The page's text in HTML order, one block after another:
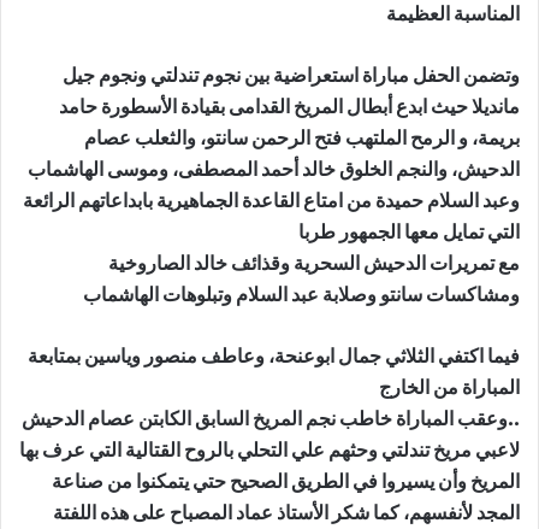
المناسبة العظيمة
وتضمن الحفل مباراة استعراضية بين نجوم تندلتي ونجوم جيل
مانديلا حيث ابدع أبطال المريخ القدامى بقيادة الأسطورة حامد
بريمة، و الرمح الملتهب فتح الرحمن سانتو، والثعلب عصام
الدحيش، والنجم الخلوق خالد أحمد المصطفى، وموسى الهاشماب
وعبد السلام حميدة من امتاع القاعدة الجماهيرية بابداعاتهم الرائعة
التي تمايل معها الجمهور طربا
مع تمريرات الدحيش السحرية وقذائف خالد الصاروخية
ومشاكسات سانتو وصلابة عبد السلام وتبلوهات الهاشماب
فيما اكتفي الثلاثي جمال ابوعنحة، وعاطف منصور وياسين بمتابعة
المباراة من الخارج
..وعقب المباراة خاطب نجم المريخ السابق الكابتن عصام الدحيش
لاعبي مريخ تندلتي وحثهم علي التحلي بالروح القتالية التي عرف بها
المريخ وأن يسيروا في الطريق الصحيح حتي يتمكنوا من صناعة
المجد لأنفسهم، كما شكر الأستاذ عماد المصباح على هذه اللفتة